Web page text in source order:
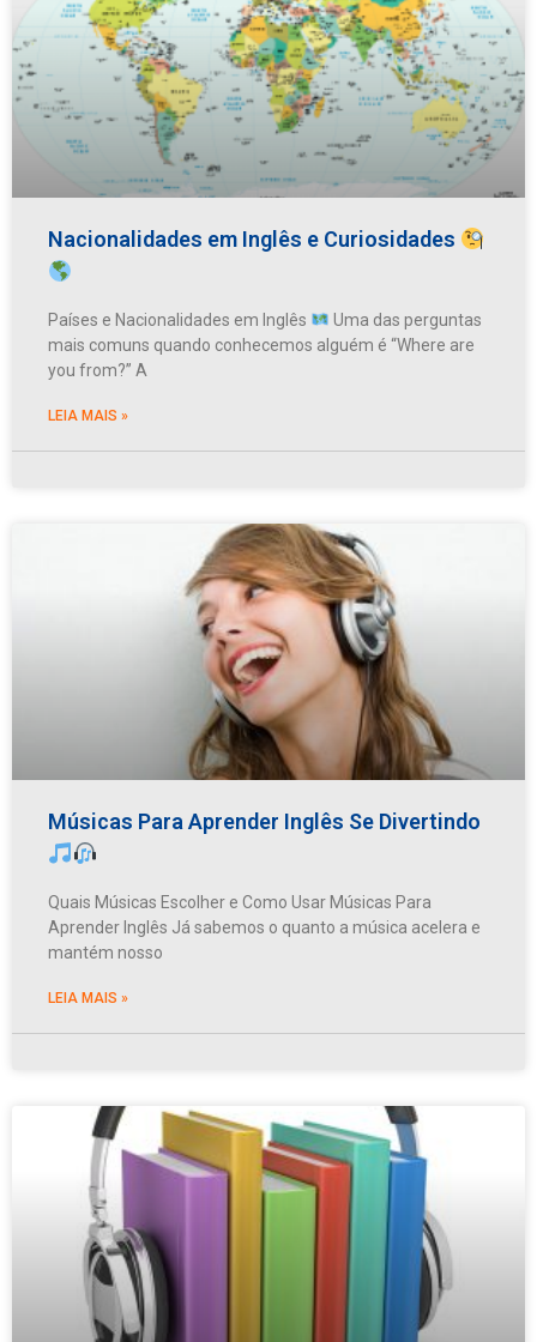
Nacionalidades em Inglês e Curiosidades
Países e Nacionalidades em Inglês
Uma das perguntas
mais comuns quando conhecemos alguém é “Where are
you from?” A
LEIA MAIS »
Músicas Para Aprender Inglês Se Divertindo
Quais Músicas Escolher e Como Usar Músicas Para
Aprender Inglês Já sabemos o quanto a música acelera e
mantém nosso
LEIA MAIS »